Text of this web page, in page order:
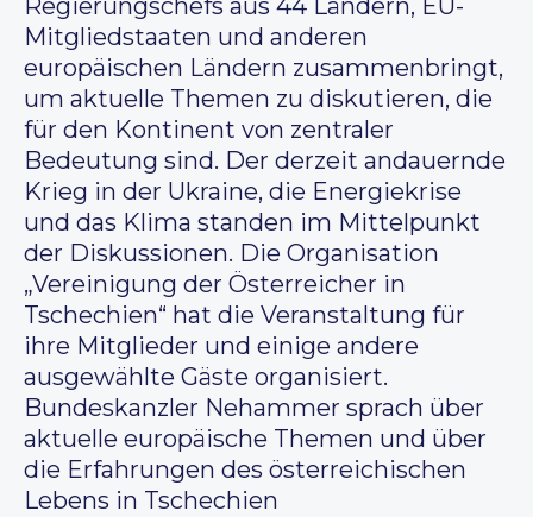
Regierungschefs aus 44 Ländern, EU-
Mitgliedstaaten und anderen
europäischen Ländern zusammenbringt,
um aktuelle Themen zu diskutieren, die
für den Kontinent von zentraler
Bedeutung sind. Der derzeit andauernde
Krieg in der Ukraine, die Energiekrise
und das Klima standen im Mittelpunkt
der Diskussionen. Die Organisation
„Vereinigung der Österreicher in
Tschechien“ hat die Veranstaltung für
ihre Mitglieder und einige andere
ausgewählte Gäste organisiert.
Bundeskanzler Nehammer sprach über
aktuelle europäische Themen und über
die Erfahrungen des österreichischen
Lebens in Tschechien